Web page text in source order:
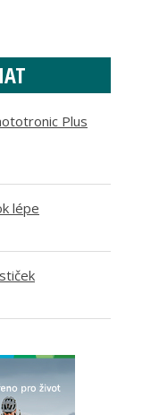
Plus
lépe